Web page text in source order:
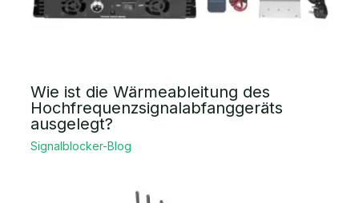
Wie ist die Wärmeableitung des
Hochfrequenzsignalabfanggeräts
ausgelegt?
Signalblocker-Blog